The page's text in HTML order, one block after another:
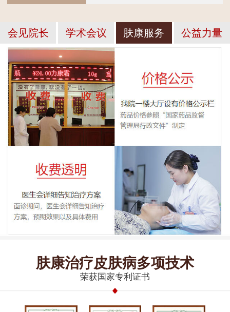
会见院长 学术会议 肤康服务 公益力量
肤康治疗皮肤病多项技术
荣获国家专利证书